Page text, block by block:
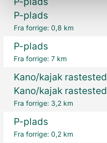
P-plads
Fra forrige:0,8 km
P-plads
Fra forrige:7 km
Kano/kajak rastested
Kano/kajak rastested
Fra forrige: 3,2 km
P-plads
Fra forrige:0,2 km